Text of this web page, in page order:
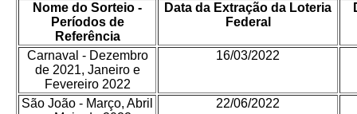
Nome do Sorteio -
Períodos de
Referência
Data da Extração da Loteria
Federal
Carnaval - Dezembro
de 2021, Janeiro e
Fevereiro 2022
16/03/2022
São João - Março, Abril
22/06/2022